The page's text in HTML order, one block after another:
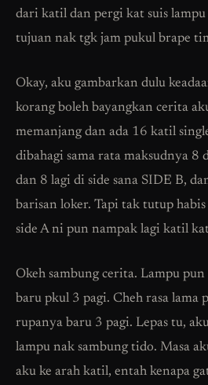
dari katil dan pergi kat suis
tujuan nak tgk jam pukul brape
Okay, aku gambarkan dulu
korang boleh bayangkan cerita
memanjang dan ada 16 katil
dibahagi sama rata maksudnya 8
dan 8 lagi di side sana SIDE B,
barisan loker. Tapi tak tutup
side A ni pun nampak lagi katil
Okeh sambung cerita. Lampu
baru pkul 3 pagi. Cheh rasa lama
rupanya baru 3 pagi. Lepas tu,
lampu nak sambung tido. Masa
aku ke arah katil, entah kenapa